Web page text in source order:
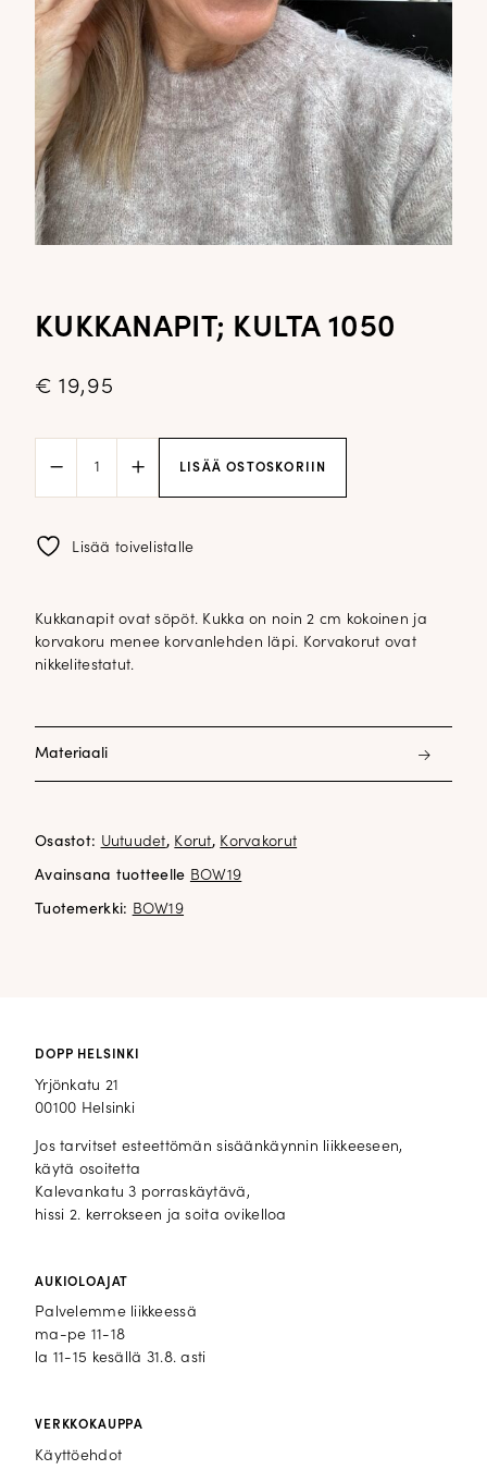
KUKKANAPIT; KULTA 1050
€ 19,95
kulta
1050
LISÄÄ OSTOSKORIIN
Lisää toivelistalle
Kukkanapit ovat söpöt. Kukka on noin 2 cm kokoinen ja
korvakoru menee korvanlehden läpi. Korvakorut ovat
nikkelitestatut.
Materiaali
Nickel tested
Osastot: Uutuudet, Korut, Korvakorut
Avainsana tuotteelle BOW19
Tuotemerkki: BOW19
DOPP HELSINKI
Yrjönkatu 21
00100 Helsinki
Jos tarvitset esteettömän sisäänkäynnin liikkeeseen,
käytä osoitetta
Kalevankatu 3 porraskäytävä,
hissi 2. kerrokseen ja soita ovikelloa
AUKIOLOAJAT
Palvelemme liikkeessä
ma-pe 11-18
la 11-15 kesällä 31.8. asti
VERKKOKAUPPA
Käyttöehdot